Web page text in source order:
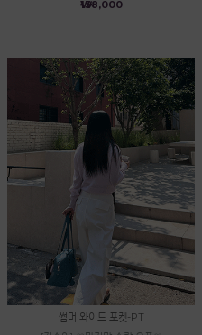
₩138,000
썸머 와이드 포켓-PT